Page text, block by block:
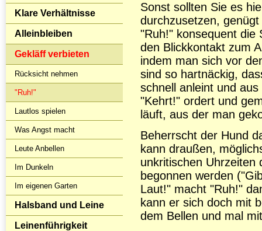
Klare Verhältnisse
Alleinbleiben
Gekläff verbieten
Rücksicht nehmen
"Ruh!"
Lautlos spielen
Was Angst macht
Leute Anbellen
Im Dunkeln
Im eigenen Garten
Halsband und Leine
Leinenführigkeit
Sonst sollten Sie es
durchzusetzen,
"Ruh!" konsequent die
den Blickkontakt zum
indem man sich vor
sind so hartnäckig,
schnell anleint und
"Kehrt!" ordert und
läuft, aus der man
Beherrscht der Hund
kann draußen,
unkritischen Uhrzeiten
begonnen werden
Laut!" macht "Ruh!"
kann er sich doch mit
dem Bellen und mal